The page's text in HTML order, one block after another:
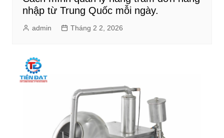
nhập từ Trung Quốc mỗi ngày.
admin Tháng 2 2, 2026